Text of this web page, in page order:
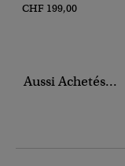
CHF 199,00
Aussi Achetés...